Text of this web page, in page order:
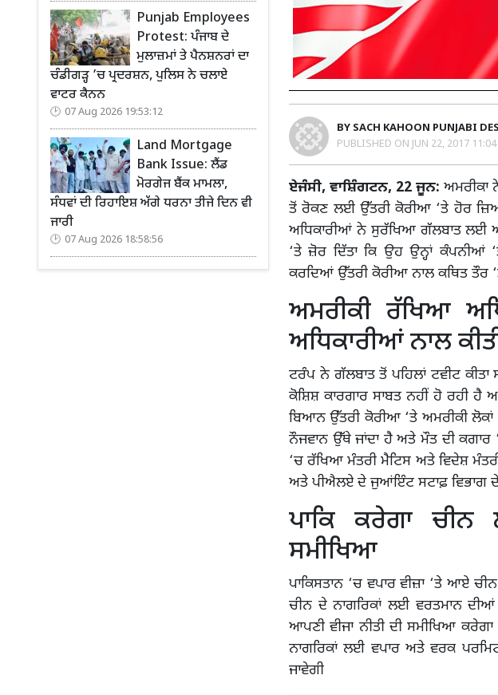
Punjab Employees
Protest: ਪੰਜਾਬ ਦੇ
ਮੁਲਾਜ਼ਮਾਂ ਤੇ ਪੈਨਸ਼ਨਰਾਂ ਦਾ
ਚੰਡੀਗੜ੍ਹ ’ਚ ਪ੍ਰਦਰਸ਼ਨ, ਪੁਲਿਸ ਨੇ ਚਲਾਏ
ਵਾਟਰ ਕੈਨਨ
07 Aug 2026 19:53:12
Land Mortgage
Bank Issue: ਲੈਂਡ
ਮੋਰਗੇਜ ਬੈਂਕ ਮਾਮਲਾ,
ਸੰਧਵਾਂ ਦੀ ਰਿਹਾਇਸ਼ ਅੱਗੇ ਧਰਨਾ ਤੀਜੇ ਦਿਨ ਵੀ
ਜਾਰੀ
07 Aug 2026 18:58:56
BY SACH KAHOON PUNJABI
PUBLISHED ON JUN 22, 2017
ਏਜੰਸੀ, ਵਾਸ਼ਿੰਗਟਨ, 22 ਜੂਨ: ਅਮਰੀਕਾ
ਤੋਂ ਰੋਕਣ ਲਈ ਉੱਤਰੀ ਕੋਰੀਆ ‘ਤੇ ਹੋਰ
ਅਧਿਕਾਰੀਆਂ ਨੇ ਸੁਰੱਖਿਆ ਗੱਲਬਾਤ ਲਈ
‘ਤੇ ਜ਼ੋਰ ਦਿੱਤਾ ਕਿ ਉਹ ਉਨ੍ਹਾਂ
ਕਰਦਿਆਂ ਉੱਤਰੀ ਕੋਰੀਆ ਨਾਲ ਕਥਿਤ ਤੌਰ
ਅਮਰੀਕੀ ਰੱਖਿਆ
ਅਧਿਕਾਰੀਆਂ ਨਾਲ
ਟਰੰਪ ਨੇ ਗੱਲਬਾਤ ਤੋਂ ਪਹਿਲਾਂ ਟਵੀਟ
ਕੋਸ਼ਿਸ਼ ਕਾਰਗਾਰ ਸਾਬਤ ਨਹੀਂ ਹੋ ਰਹੀ ਹੈ
ਬਿਆਨ ਉੱਤਰੀ ਕੋਰੀਆ ‘ਤੇ ਅਮਰੀਕੀ
ਨੌਜਵਾਨ ਉੱਥੇ ਜਾਂਦਾ ਹੈ ਅਤੇ ਮੌਤ ਦੀ
‘ਚ ਰੱਖਿਆ ਮੰਤਰੀ ਮੈਟਿਸ ਅਤੇ ਵਿਦੇਸ਼
ਅਤੇ ਪੀਐਲਏ ਦੇ ਜੁਆਂਇੰਟ ਸਟਾਫ਼ ਵਿਭਾਗ ਦੇ
ਪਾਕਿ ਕਰੇਗਾ ਚੀਨ
ਸਮੀਖਿਆ
ਪਾਕਿਸਤਾਨ ‘ਚ ਵਪਾਰ ਵੀਜ਼ਾ ‘ਤੇ ਆਏ
ਚੀਨ ਦੇ ਨਾਗਰਿਕਾਂ ਲਈ ਵਰਤਮਾਨ
ਆਪਣੀ ਵੀਜਾ ਨੀਤੀ ਦੀ ਸਮੀਖਿਆ
ਨਾਗਰਿਕਾਂ ਲਈ ਵਪਾਰ ਅਤੇ ਵਰਕ
ਜਾਵੇਗੀ